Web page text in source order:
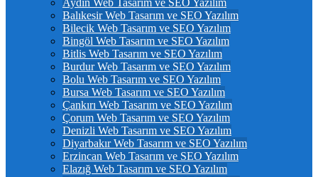
Aydın Web Tasarım ve SEO Yazılım
Balıkesir Web Tasarım ve SEO Yazılım
Bilecik Web Tasarım ve SEO Yazılım
Bingöl Web Tasarım ve SEO Yazılım
Bitlis Web Tasarım ve SEO Yazılım
Burdur Web Tasarım ve SEO Yazılım
Bolu Web Tasarım ve SEO Yazılım
Bursa Web Tasarım ve SEO Yazılım
Çankırı Web Tasarım ve SEO Yazılım
Çorum Web Tasarım ve SEO Yazılım
Denizli Web Tasarım ve SEO Yazılım
Diyarbakır Web Tasarım ve SEO Yazılım
Erzincan Web Tasarım ve SEO Yazılım
Elazığ Web Tasarım ve SEO Yazılım